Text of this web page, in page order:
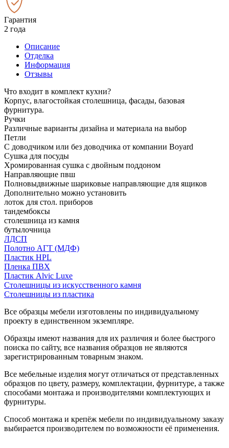
Гарантия
2 года
Описание
Отделка
Информация
Отзывы
Что входит в комплект кухни?
Корпус, влагостойкая столешница, фасады, базовая
фурнитура.
Ручки
Различные варианты дизайна и материала на выбор
Петли
С доводчиком или без доводчика от компании Boyard
Сушка для посуды
Хромированная сушка с двойным поддоном
Направляющие пвш
Полновыдвижные шариковые направляющие для ящиков
Дополнительно можно установить
лоток для стол. приборов
тандембоксы
столешница из камня
бутылочница
ЛДСП
Полотно АГТ (МДФ)
Пластик HPL
Пленка ПВХ
Пластик Alvic Luxe
Столешницы из искусственного камня
Столешницы из пластика
Все образцы мебели изготовлены по индивидуальному
проекту в единственном экземпляре.
Образцы имеют названия для их различия и более быстрого
поиска по сайту, все названия образцов не являются
зарегистрированным товарным знаком.
Все мебельные изделия могут отличаться от представленных
образцов по цвету, размеру, комплектации, фурнитуре, а также
способами монтажа и производителями комплектующих и
фурнитуры.
Способ монтажа и крепёж мебели по индивидуальному заказу
выбирается производителем по возможности её применения.